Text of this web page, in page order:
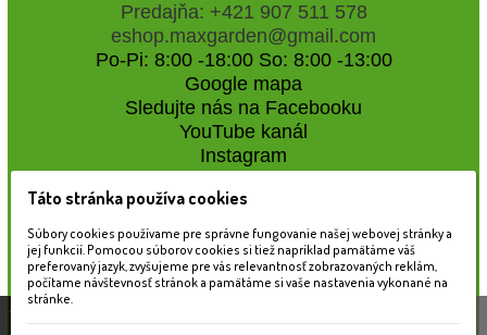
Predajňa: +421 907 511 578
eshop.maxgarden@gmail.com
Po-Pi: 8:00 -18:00 So: 8:00 -13:00
Google mapa
Sledujte nás na Facebooku
YouTube kanál
Instagram
Naše záhradné centrum
Táto stránka používa súbory cookies, ktoré nám
Táto stránka používa cookies
Súbory cookies používame pre správne fungovanie našej webovej stránky a
jej funkcií. Pomocou súborov cookies si tiež napríklad pamätáme váš
preferovaný jazyk, zvyšujeme pre vás relevantnosť zobrazovaných reklám,
počítame návštevnosť stránok a pamätáme si vaše nastavenia vykonané na
stránke.